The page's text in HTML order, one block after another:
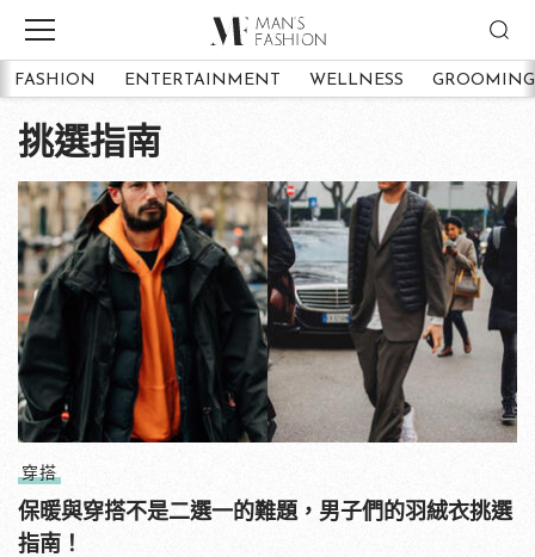
FASHION ENTERTAINMENT WELLNESS GROOMING
挑選指南
穿搭
保暖與穿搭不是二選一的難題，男子們的羽絨衣挑選
指南！